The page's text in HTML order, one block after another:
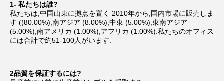
1- 私たちは誰?
私たちは,中国山東に拠点を置く 2010年から,国内市場に販売しま
す ((80.00%),南アジア (8.00%),中東 (5.00%),東南アジア
(5.00%),南アメリカ (1.00%),アフリカ (1.00%).私たちのオフィス
には合計で約51-100人がいます.
2品質を保証するには?